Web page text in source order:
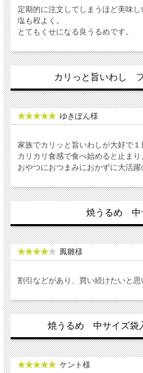
定期的に注文してしまうほど美味し
塩も程よく。
とてもくせになる良うるめです。
カリっと旨いわし
ゆきぽん様
家族でカリッと旨いわしが大好で
カリカリ食感で食べ始めると止まり
おやつにおつまみにおかずに大活
焼うるめ 中
鳳雛様
割引などがあり、買い続けたいと思
焼うるめ 中サイズ袋
ケント様